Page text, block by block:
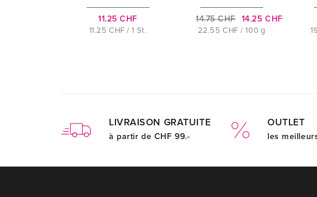
Nude Lip Kit
11.25 CHF
11.25 CHF / 1 St.
14.75 CHF 14.25 CHF
22.55 CHF / 100 g
LIVRAISON GRATUITE
à partir de CHF 99.-
OUTLET
les